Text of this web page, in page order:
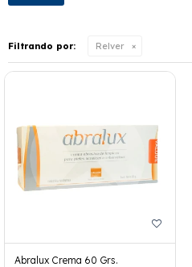
Filtrando por: Relver
Abralux Crema 60 Grs.